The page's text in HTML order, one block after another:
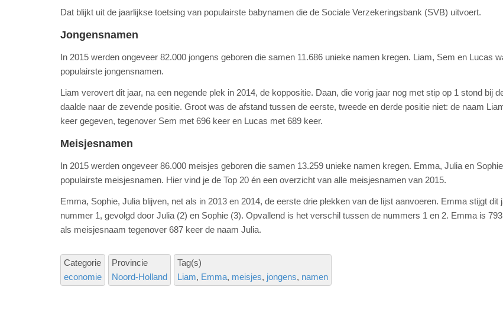
Dat blijkt uit de jaarlijkse toetsing van populairste babynamen die de Sociale Verzekeringsbank (SVB) uitvoert.
Jongensnamen
In 2015 werden ongeveer 82.000 jongens geboren die samen 11.686 unieke namen kregen. Liam, Sem en Lucas
populairste jongensnamen.
Liam verovert dit jaar, na een negende plek in 2014, de koppositie. Daan, die vorig jaar nog met stip op 1 stond bij
daalde naar de zevende positie. Groot was de afstand tussen de eerste, tweede en derde positie niet: de naam
keer gegeven, tegenover Sem met 696 keer en Lucas met 689 keer.
Meisjesnamen
In 2015 werden ongeveer 86.000 meisjes geboren die samen 13.259 unieke namen kregen. Emma, Julia en
populairste meisjesnamen. Hier vind je de Top 20 én een overzicht van alle meisjesnamen van 2015.
Emma, Sophie, Julia blijven, net als in 2013 en 2014, de eerste drie plekken van de lijst aanvoeren. Emma stijgt dit
nummer 1, gevolgd door Julia (2) en Sophie (3). Opvallend is het verschil tussen de nummers 1 en 2. Emma is
als meisjesnaam tegenover 687 keer de naam Julia.
Categorie
economie
Provincie
Noord-Holland
Tag(s)
Liam Emma meisjes jongens namen